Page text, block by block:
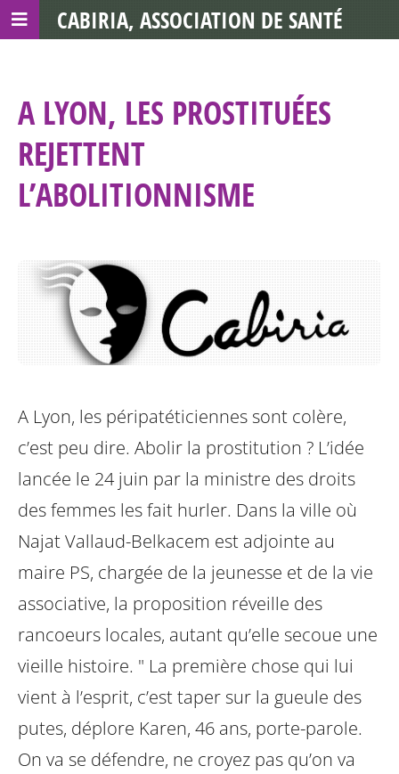
A LYON, LES PROSTITUÉES
REJETTENT
L’ABOLITIONNISME ‎
A Lyon, les péripatéticiennes sont colère,
c’est peu dire. Abolir la prostitution ? L’idée
lancée le 24 juin par la ministre des droits
des femmes les fait hurler. Dans la ville où
Najat Vallaud-Belkacem est adjointe au
maire PS, chargée de la jeunesse et de la vie
associative, la proposition réveille des
rancoeurs locales, autant qu’elle secoue une
vieille histoire. " La première chose qui lui
vient à l’esprit, c’est taper sur la gueule des
putes, déplore Karen, 46 ans, porte-parole.
On va se défendre, ne croyez pas qu’on va
CABIRIA, ASSOCIATION DE SANTÉ